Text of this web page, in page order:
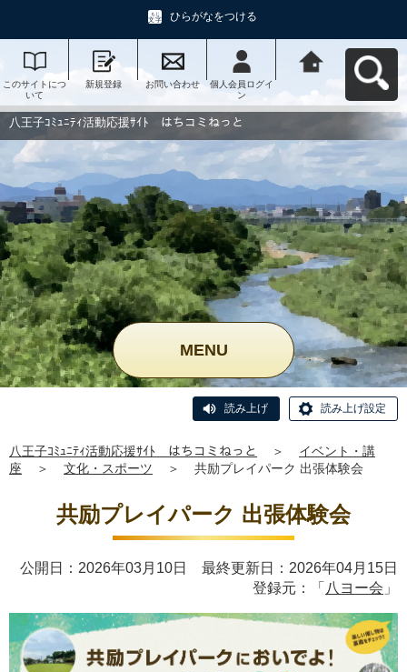
ひらがなをつける
このサイトにつ
いて
新規登録 お問い合わせ
個人会員ログイ
ン
動応援ｻｲﾄ はち
コミねっとへ戻
八王子ｺﾐｭﾆﾃｨ活動応援ｻｲﾄ はちコミねっと
MENU
読み上げ 読み上げ設定
八王子ｺﾐｭﾆﾃｨ活動応援ｻｲﾄ はちコミねっと ＞
イベント・講
座
＞ 文化・スポーツ ＞ 共励プレイパーク 出張体験会
共励プレイパーク 出張体験会
公開日：2026年03月10日 最終更新日：2026年04月15日
登録元：「 八ヨー会 」